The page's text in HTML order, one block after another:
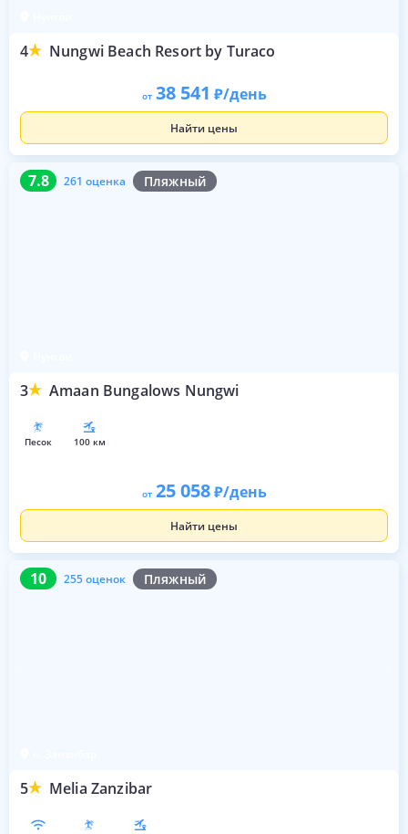
4 Nungwi Beach Resort by Turaco
от 38 541 /день
Найти цены
7.8 261 оценка Пляжный
3 Amaan Bungalows Nungwi
7.8 261 оценка
песок 100 км
от 25 058 /день
Найти цены
10 255 оценок Пляжный
5 Melia Zanzibar
10 255 оценок